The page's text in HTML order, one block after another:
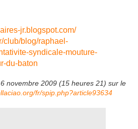
jr.blogspot.com/
club/blog/raphael-
syndicale-mouture-
du-baton
novembre 2009 (15 heures 21) sur le
fr/spip.php?article93634